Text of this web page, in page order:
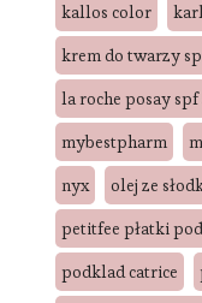
kallos color
krem do twarzy
la roche posay spf
mybestpharm
nyx
olej ze
petitfee płatki
podklad catrice